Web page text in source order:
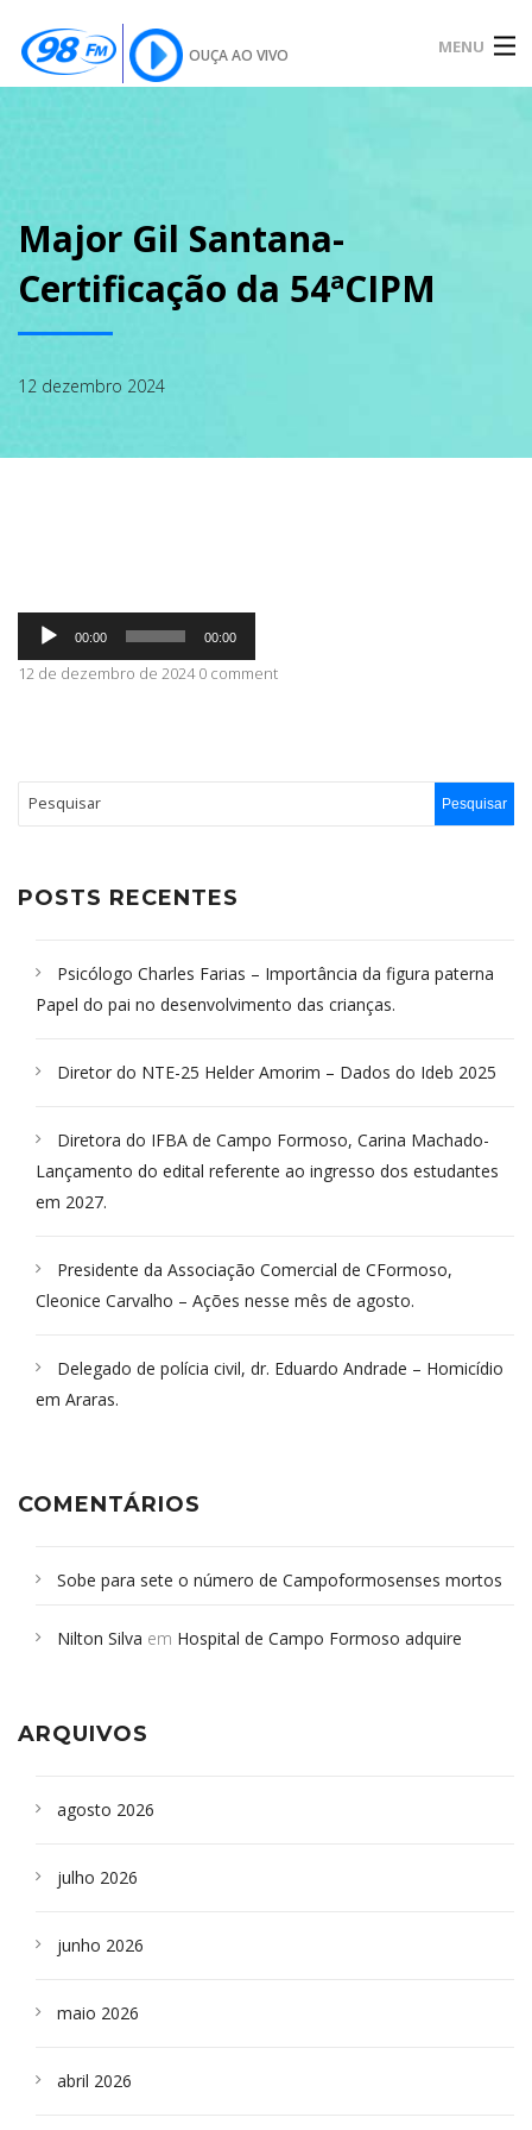
OUÇA AO VIVO MENU
SOBRE
CONTATO
Major Gil Santana-
Certificação da 54ªCIPM
12 dezembro 2024
Tocador
áudio
00:00 00:00
12 de dezembro de 2024 0 comment
POSTS RECENTES
Psicólogo Charles Farias – Importância da figura paterna
Papel do pai no desenvolvimento das crianças.
Diretor do NTE-25 Helder Amorim – Dados do Ideb 2025
Diretora do IFBA de Campo Formoso, Carina Machado-
Lançamento do edital referente ao ingresso dos estudantes
em 2027.
Presidente da Associação Comercial de CFormoso,
Cleonice Carvalho – Ações nesse mês de agosto.
Delegado de polícia civil, dr. Eduardo Andrade – Homicídio
em Araras.
COMENTÁRIOS
Sobe para sete o número de Campoformosenses mortos
Campoformosenses que morreram em desabamentos são
Nilton Silva em Hospital de Campo Formoso adquire
ARQUIVOS
agosto 2026
julho 2026
junho 2026
maio 2026
abril 2026